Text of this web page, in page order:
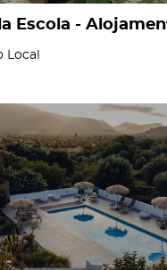
Escola -
Local